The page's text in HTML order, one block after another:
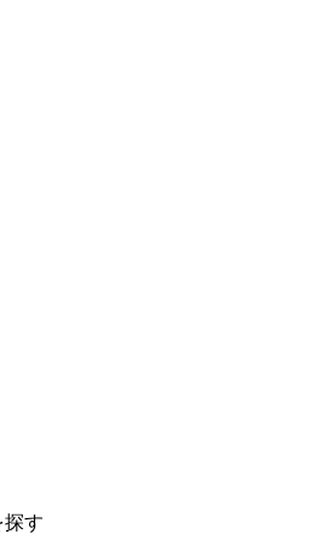
す